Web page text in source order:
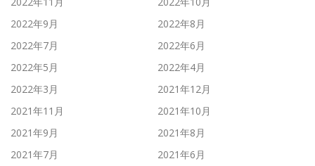
2022年9月
2022年8月
2022年7月
2022年6月
2022年5月
2022年4月
2022年3月
2021年12月
2021年11月
2021年10月
2021年9月
2021年8月
2021年7月
2021年6月